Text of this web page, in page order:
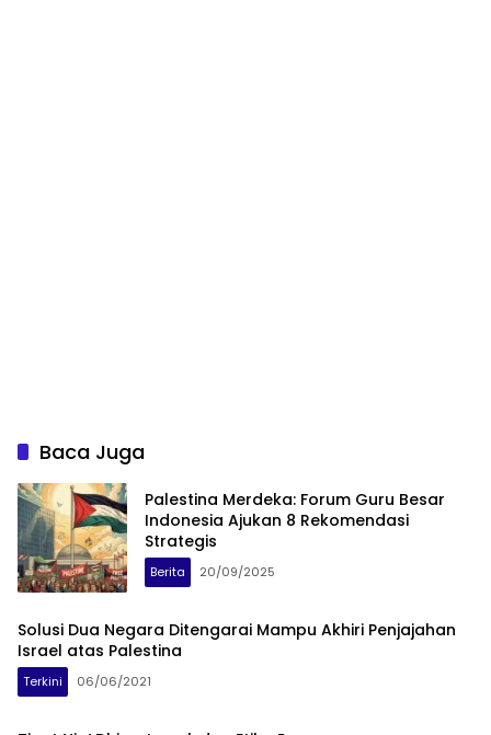
Baca Juga
Palestina Merdeka: Forum Guru Besar
Indonesia Ajukan 8 Rekomendasi
Strategis
Berita 20/09/2025
Solusi Dua Negara Ditengarai Mampu Akhiri Penjajahan
Israel atas Palestina
Terkini 06/06/2021